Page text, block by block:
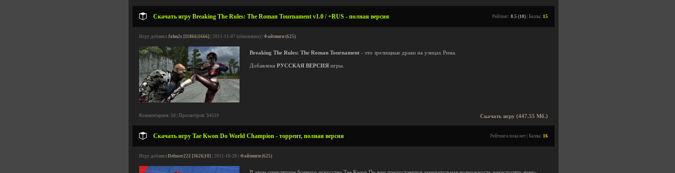
Скачать игру Breaking The Rules: The Roman Tournament v1.0 / +RUS - полная версия Рейтинг: 8.5 (10) | Баллы: 15
Игру добавил John2s [11866|1666] | 2011-11-07 (обновлено) | Файтинги (625)
Breaking The Rules: The Roman Tournament - это зрелищные драки на улицах Рима.
Добавлена РУССКАЯ ВЕРСИЯ игры.
Скачать игру (447.55 Мб.)
Комментариев: 58 | Просмотров: 34519
Скачать игру Tae Kwon Do World Champion - торрент, полная версия Рейтинга пока нет | Баллы: 16
Игру добавил Defuser222 [3626|10] | 2011-10-28 | Файтинги (625)